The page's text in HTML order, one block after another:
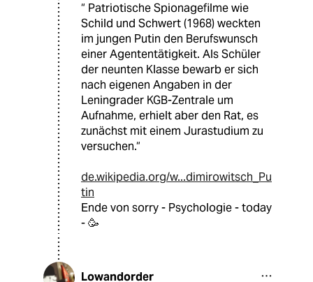
“ Patriotische Spionagefilme wie
Schild und Schwert (1968) weckten
im jungen Putin den Berufswunsch
einer Agententätigkeit. Als Schüler
der neunten Klasse bewarb er sich
nach eigenen Angaben in der
Leningrader KGB-Zentrale um
Aufnahme, erhielt aber den Rat, es
zunächst mit einem Jurastudium zu
versuchen.“
de.wikipedia.org/w...dimirowitsch_Pu
tin
Ende von sorry - Psychologie - today
- 🥳
Lowandorder